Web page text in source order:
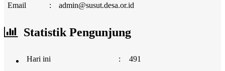
Email : admin@susut.desa.or.id
Statistik Pengunjung
Hari ini : 491